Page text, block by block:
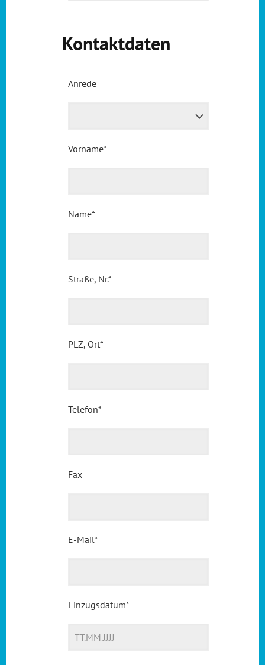
Kontaktdaten
Anrede
Vorname*
Name*
Straße, Nr.*
PLZ, Ort*
Telefon*
Fax
E-Mail*
Einzugsdatum*